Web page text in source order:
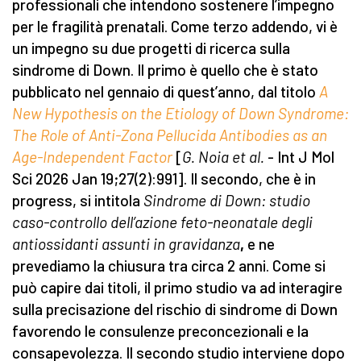
professionali che intendono sostenere l’impegno
per le fragilità prenatali. Come terzo addendo, vi è
un impegno su due progetti di ricerca sulla
sindrome di Down. Il primo è quello che è stato
pubblicato nel gennaio di quest’anno, dal titolo A
New Hypothesis on the Etiology of Down Syndrome:
The Role of Anti-Zona Pellucida Antibodies as an
Age-Independent Factor[G. Noia et al. - Int J Mol
Sci 2026 Jan 19;27(2):991]. Il secondo, che è in
progress, si intitola Sindrome di Down: studio
caso-controllo dell’azione feto-neonatale degli
antiossidanti assunti in gravidanza, e ne
prevediamo la chiusura tra circa 2 anni. Come si
può capire dai titoli, il primo studio va ad interagire
sulla precisazione del rischio di sindrome di Down
favorendo le consulenze preconcezionali e la
consapevolezza. Il secondo studio interviene dopo